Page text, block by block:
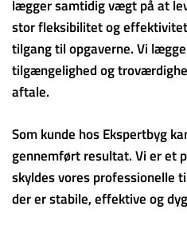
lægger samtidig vægt på at
stor fleksibilitet og
tilgang til opgaverne. Vi
tilgængelighed og
aftale.
Som kunde hos Ekspertbyg
gennemført resultat. Vi er et
skyldes vores professionelle
der er stabile, effektive og